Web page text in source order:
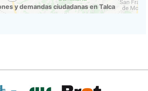
y demandas ciudadanas en Talca